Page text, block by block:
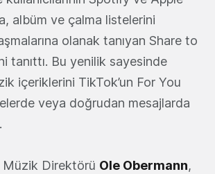
albüm ve çalma listelerini
olanak tanıyan Share to
tanıttı. Bu yenilik sayesinde
içeriklerini TikTok’un For You
veya doğrudan mesajlarda
Müzik Direktörü Ole Obermann,